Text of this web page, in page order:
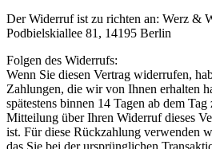
Der Widerruf ist zu richten an: Werz &
Podbielskiallee 81, 14195 Berlin
Folgen des Widerrufs:
Wenn Sie diesen Vertrag widerrufen,
Zahlungen, die wir von Ihnen erhalten
spätestens binnen 14 Tagen ab dem
Mitteilung über Ihren Widerruf dieses
ist. Für diese Rückzahlung verwenden